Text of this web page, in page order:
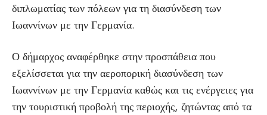
διπλωματίας των πόλεων για τη διασύνδεση των
Ιωαννίνων με την Γερμανία.
Ο δήμαρχος αναφέρθηκε στην προσπάθεια που
εξελίσσεται για την αεροπορική διασύνδεση των
Ιωαννίνων με την Γερμανία καθώς και τις ενέργειες για
την τουριστική προβολή της περιοχής, ζητώντας από τα